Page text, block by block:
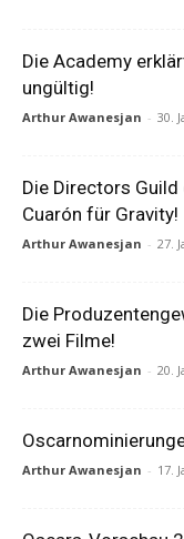
Die Academy
ungültig!
Arthur Awanesjan - 30.
Die Directors
Cuarón für Gravity!
Arthur Awanesjan - 27.
Die
zwei Filme!
Arthur Awanesjan - 20.
Arthur Awanesjan - 17.